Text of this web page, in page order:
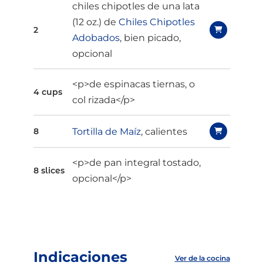
2
chiles chipotles de una lata
(12 oz.) de Chiles Chipotles
Adobados, bien picado,
opcional
4 cups
<p>de espinacas tiernas, o
col rizada</p>
8 Tortilla de Maíz, calientes
8 slices
<p>de pan integral tostado,
opcional</p>
Indicaciones Ver de la cocina